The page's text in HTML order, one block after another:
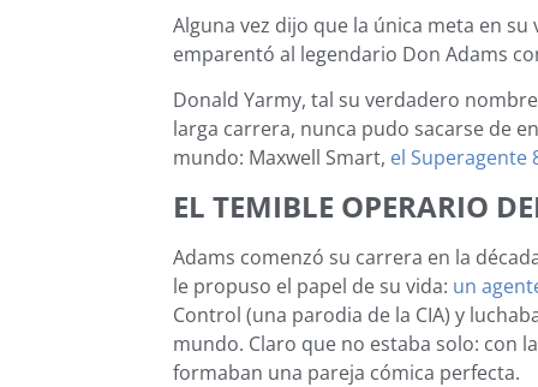
Alguna vez dijo que la única meta en
emparentó al legendario Don Adams
Donald Yarmy, tal su verdadero
larga carrera, nunca pudo sacarse de
mundo: Maxwell Smart, el Superagente
EL TEMIBLE OPERARIO
Adams comenzó su carrera en la
le propuso el papel de su vida: un
Control (una parodia de la CIA) y
mundo. Claro que no estaba solo: con
formaban una pareja cómica perfecta.